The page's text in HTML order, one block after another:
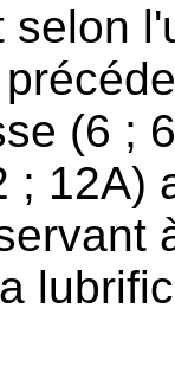
selon
(6 ;
; 12A)